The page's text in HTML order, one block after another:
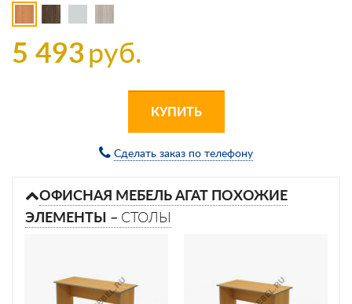
5 493руб.
КУПИТЬ
Сделать заказ по телефону
ОФИСНАЯ МЕБЕЛЬ АГАТ ПОХОЖИЕ
ЭЛЕМЕНТЫ – СТОЛЫ